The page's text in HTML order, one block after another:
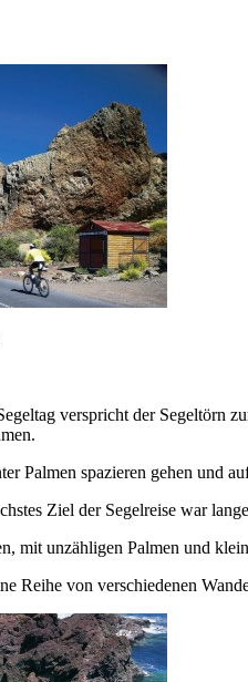
verspricht der Segeltörn
Palmen spazieren gehen und
Ziel der Segelreise war
mit unzähligen Palmen und
Reihe von verschiedenen